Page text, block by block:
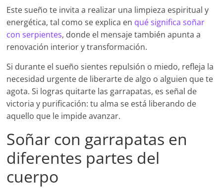
Este sueño te invita a realizar una limpieza espiritual y
energética, tal como se explica en qué significa soñar
con serpientes, donde el mensaje también apunta a
renovación interior y transformación.
Si durante el sueño sientes repulsión o miedo, refleja la
necesidad urgente de liberarte de algo o alguien que te
agota. Si logras quitarte las garrapatas, es señal de
victoria y purificación: tu alma se está liberando de
aquello que le impide avanzar.
Soñar con garrapatas en
diferentes partes del
cuerpo